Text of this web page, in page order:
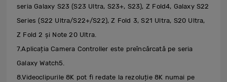
seria Galaxy S23 (S23 Ultra, S23+, S23), Z Fold4, Galaxy S22
Series (S22 Ultra/S22+/S22), Z Fold 3, S21 Ultra, S20 Ultra,
Z Fold 2 și Note 20 Ultra.
7.Aplicația Camera Controller este preîncărcată pe seria
Galaxy Watch5.
8.Videoclipurile 8K pot fi redate la rezoluție 8K numai pe